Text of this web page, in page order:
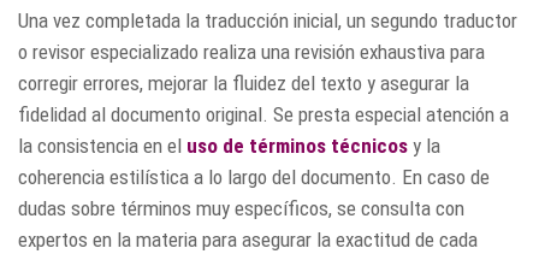
Una vez completada la traducción inicial, un segundo traductor
o revisor especializado realiza una revisión exhaustiva para
corregir errores, mejorar la fluidez del texto y asegurar la
fidelidad al documento original. Se presta especial atención a
la consistencia en el uso de términos técnicos y la
coherencia estilística a lo largo del documento. En caso de
dudas sobre términos muy específicos, se consulta con
expertos en la materia para asegurar la exactitud de cada